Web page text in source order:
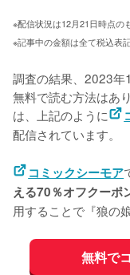
※配信状況は12月21日時点の
※記事中の金額は全て税込表
調査の結果、2023年
無料で読む方法はあ
は、上記のように
配信されています。
コミックシーモア
える70％オフクーポ
用することで『狼の
無料で